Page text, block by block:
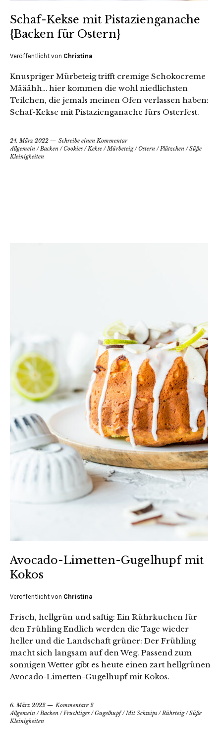
Schaf-Kekse mit Pistazienganache
{Backen für Ostern}
Veröffentlicht von Christina
Knuspriger Mürbeteig trifft cremige Schokocreme
Määähh… hier kommen die wohl niedlichsten
Teilchen, die jemals meinen Ofen verlassen haben:
Schaf-Kekse mit Pistazienganache fürs Osterfest.
24. März 2022
Schreibe einen Kommentar
Allgemein /Backen /Cookies /Kekse /Mürbeteig/Ostern /Plätzchen /Süße
Kleinigkeiten
Avocado-Limetten-Gugelhupf mit
Kokos
Veröffentlicht von Christina
Frisch, hellgrün und saftig: Ein Rührkuchen für
den Frühling Endlich werden die Tage wieder
heller und die Landschaft grüner: Der Frühling
macht sich langsam auf den Weg. Passend zum
sonnigen Wetter gibt es heute einen zart hellgrünen
Avocado-Limetten-Gugelhupf mit Kokos.
6. März 2022
Kommentare 2
Allgemein /Backen /Fruchtiges /Gugelhupf/Mit Schwips /Rührteig/Süße
Kleinigkeiten